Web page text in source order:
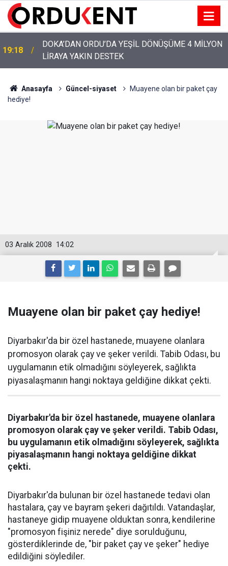
19:18
DOKA’DAN ORDU’DA YEŞİL DÖNÜŞÜME 4 MİLYON
LİRAYA YAKIN DESTEK
Anasayfa Güncel-siyaset
Muayene olan bir paket çay
hediye!
14:02
03 Aralık 2008
Muayene olan bir paket çay hediye!
Diyarbakır'da bir özel hastanede, muayene olanlara
promosyon olarak çay ve şeker verildi. Tabib Odası, bu
uygulamanın etik olmadığını söyleyerek, sağlıkta
piyasalaşmanın hangi noktaya geldiğine dikkat çekti.
Diyarbakır'da bir özel hastanede, muayene olanlara
promosyon olarak çay ve şeker verildi. Tabib Odası,
bu uygulamanın etik olmadığını söyleyerek, sağlıkta
piyasalaşmanın hangi noktaya geldiğine dikkat
çekti.
Diyarbakır'da bulunan bir özel hastanede tedavi olan
hastalara, çay ve bayram şekeri dağıtıldı. Vatandaşlar,
hastaneye gidip muayene olduktan sonra, kendilerine
"promosyon fişiniz nerede" diye sorulduğunu,
gösterdiklerinde de, "bir paket çay ve şeker" hediye
edildiğini söylediler.